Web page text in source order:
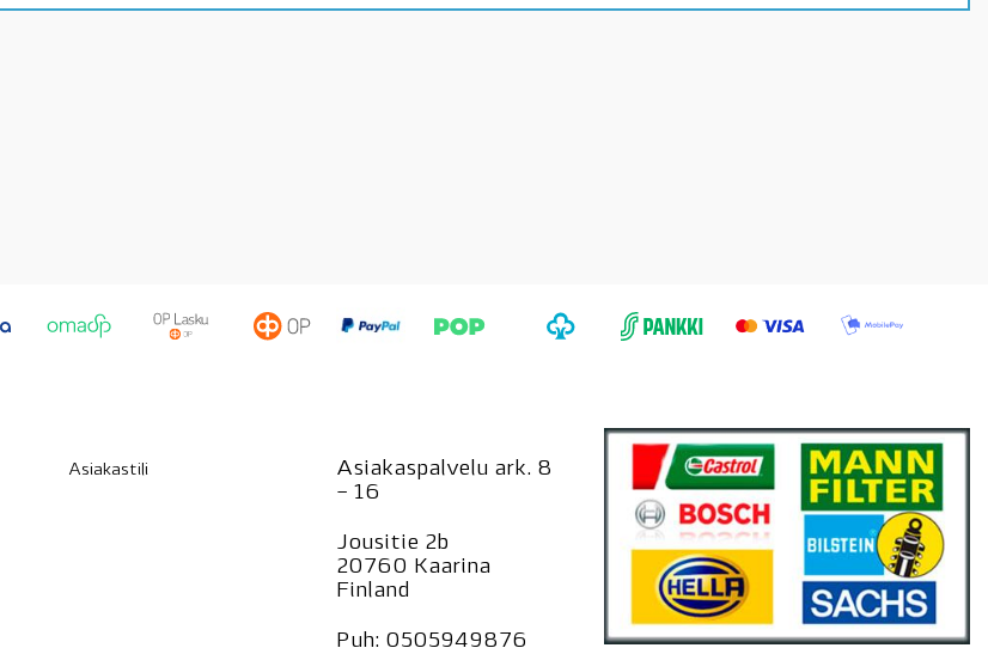
Asiakastili
Asiakaspalvelu ark. 8
– 16
Jousitie 2b
20760 Kaarina
Finland
Puh: 0505949876